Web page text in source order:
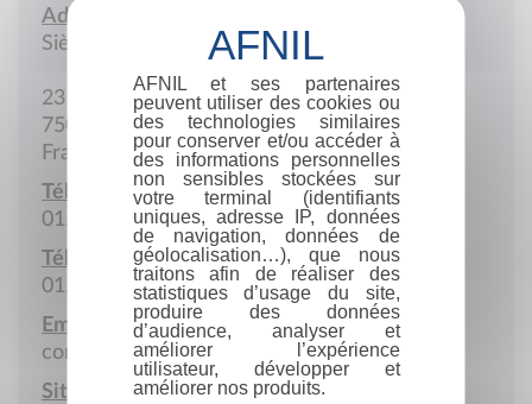
Adresse :
Siège social
23 Rue Racine
75006 Paris
France
Téléphone :
01.43.26.97.24
Télécopie :
01.43.26.97.24
Email :
contact@editions-lgr.fr
Site Internet :
AFNIL et ses partenaires
peuvent utiliser des cookies ou
des technologies similaires
pour conserver et/ou accéder à
des informations personnelles
non sensibles stockées sur
votre terminal (identifiants
uniques, adresse IP, données
de navigation, données de
géolocalisation…), que nous
traitons afin de réaliser des
statistiques d’usage du site,
produire des données
d’audience, analyser et
améliorer l’expérience
utilisateur, développer et
améliorer nos produits.